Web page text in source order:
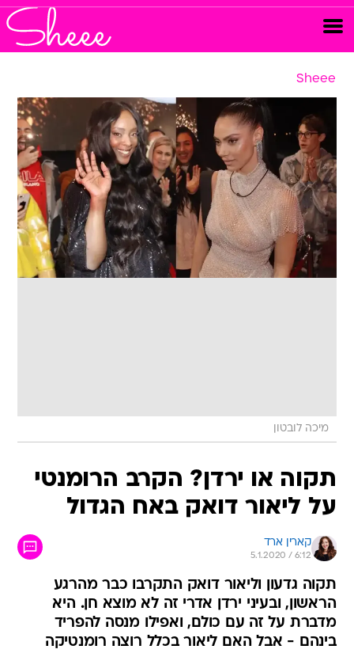
Sheee
מיכה לובטון
תקוה או ירדן? הקרב הרומנטי
על ליאור דואק באח הגדול
קארין ארד
5.1.2020 / 6:12
תקוה גדעון וליאור דואק התקרבו כבר מהרגע
הראשון, ובעיני ירדן אדרי זה לא מוצא חן. היא
מדברת על זה עם כולם, ואפילו מנסה להפריד
בינהם - אבל האם ליאור בכלל רוצה רומנטיקה